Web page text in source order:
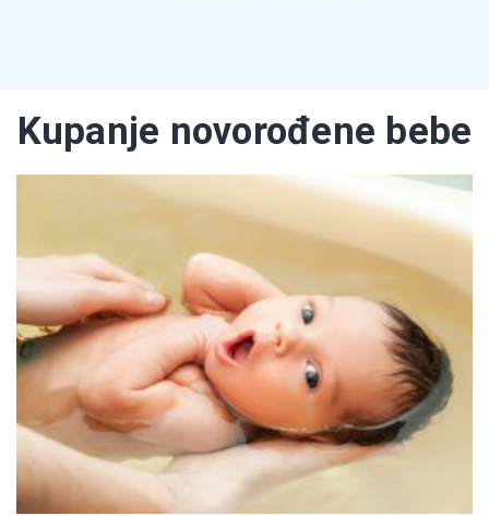
Kupanje novorođene bebe